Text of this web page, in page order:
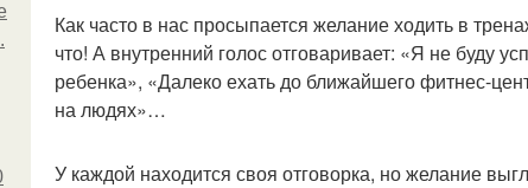
Как часто в нас просыпается желание ходить в
что! А внутренний голос отговаривает: «Я не буду
ребенка», «Далеко ехать до ближайшего фитнес-
на людях»…
У каждой находится своя отговорка, но желание